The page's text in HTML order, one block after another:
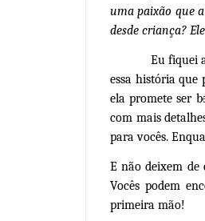
uma paixão que
desde criança?
Eu fiquei
essa história que
ela promete ser
com mais
para vocês.
E não deixem de
Vocês podem
primeira mão!